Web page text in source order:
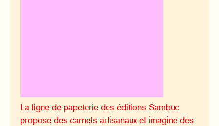
La ligne de papeterie des éditions Sambuc
propose des carnets artisanaux et imagine des